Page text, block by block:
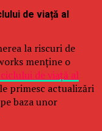
de viață al
la riscuri de
menține o
de viață al
primesc actualizări
baza unor